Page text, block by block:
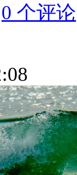
0 个评论